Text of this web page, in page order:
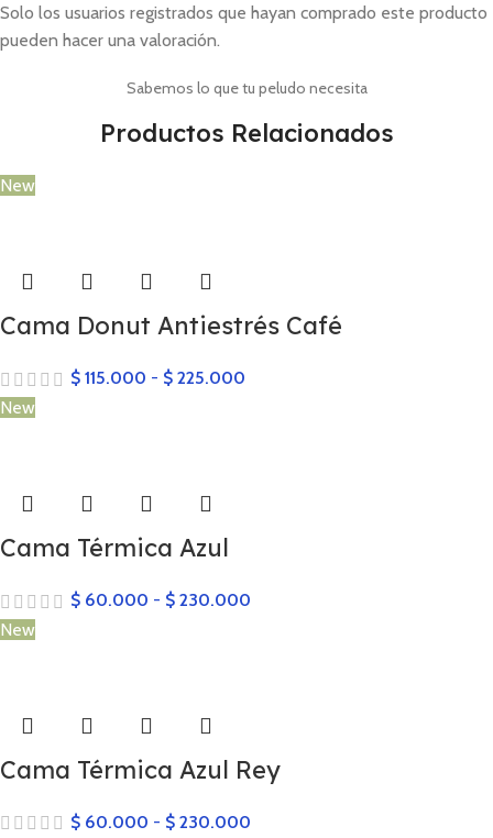
Solo los usuarios registrados que hayan comprado este producto
pueden hacer una valoración.
Sabemos lo que tu peludo necesita
Productos Relacionados
New
Cama Donut Antiestrés Café
$ 115.000 - $ 225.000
New
Cama Térmica Azul
$ 60.000 - $ 230.000
New
Cama Térmica Azul Rey
$ 60.000 - $ 230.000